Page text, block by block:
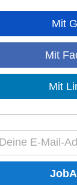
Als
Ambiente.
die
Mit
Mit
Mit